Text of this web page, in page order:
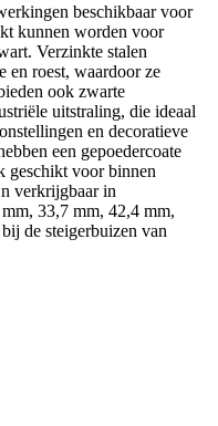
beschikbaar voor
kunnen worden voor
Verzinkte stalen
en roest, waardoor ze
ook zwarte
uitstraling, die ideaal
en decoratieve
een gepoedercoate
geschikt voor binnen
verkrijgbaar in
33,7 mm, 42,4 mm,
de steigerbuizen van